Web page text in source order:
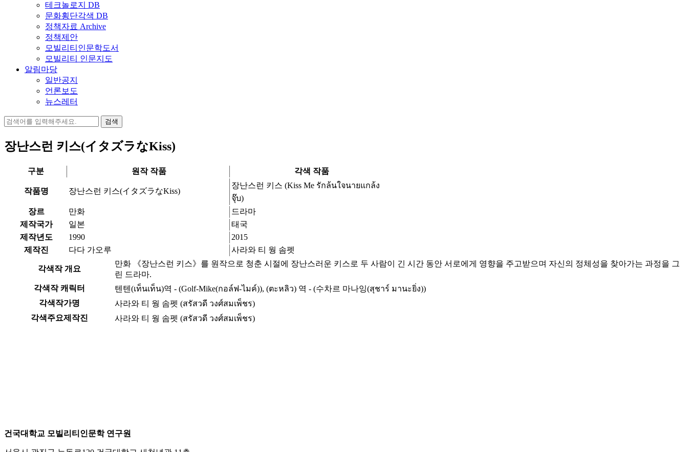
테크놀로지 DB
문화횡단각색 DB
정책자료 Archive
정책제안
모빌리티인문학도서
모빌리티 인문지도
알림마당
일반공지
언론보도
뉴스레터
검
장난스런 키스(イタズラなKiss)
구분 원작 작품 각색 작품
작품명 장난스런 키스(イタズラなKiss)
장난스런 키스 (Kiss Me รักล้นใจนายแกล้ง
จุ๊บ)
장르
만화
드라마
제작국가
일본
태국
제작년도
1990
2015
제작진
다다 가오루 사라와 티 웡 솜펫
각색작 개요
만화 《장난스런 키스》를 원작으로 청춘 시절에 장난스러운 키스로 두 사람이 긴 시간 동안 서로에게 영향을 주고받으며 자신의 정체성을 찾아가는 과정을 그
린 드라마.
각색작 캐릭터
텐텐(เท็นเท็น)역 - (Golf-Mike(กอล์ฟ-ไมค์)), (ตะหลิว) 역 - (수차르 마나잉(สุชาร์ มานะยิ่ง))
각색작가명
사라와 티 웡 솜펫 (สรัสวดี วงศ์สมเพ็ชร)
각색주요제작진
사라와 티 웡 솜펫 (สรัสวดี วงศ์สมเพ็ชร)
건국대학교 모빌리티인문학 연구원